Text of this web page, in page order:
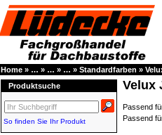
Home » … » … » … » Standardfarben »
Produktsuche
So finden Sie Ihr Produkt
Velux
Passend
Passend